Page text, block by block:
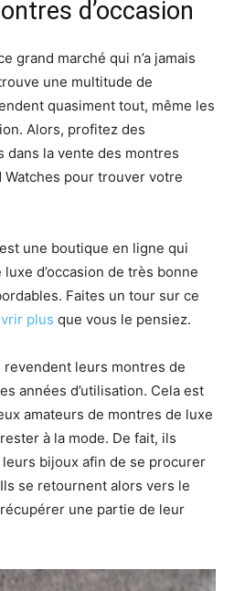
d’occasion
grand marché qui n’a jamais
une multitude de
quasiment tout, même les
Alors, profitez des
dans la vente des montres
Watches pour trouver votre
une boutique en ligne qui
d’occasion de très bonne
Faites un tour sur ce
plus que vous le pensiez.
leurs montres de
années d’utilisation. Cela est
amateurs de montres de luxe
à la mode. De fait, ils
bijoux afin de se procurer
se retournent alors vers le
une partie de leur